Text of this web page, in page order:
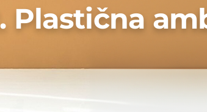
Plastična